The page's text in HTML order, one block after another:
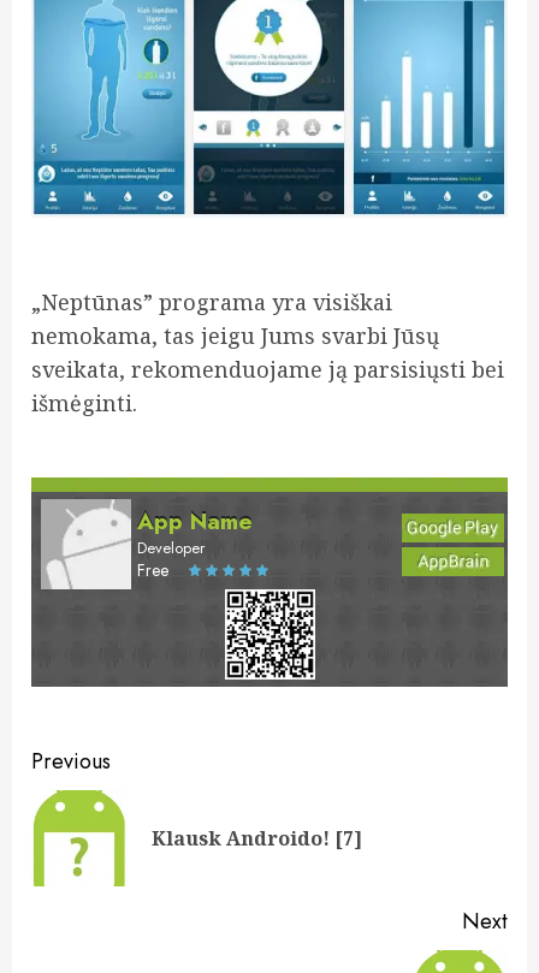
„Neptūnas” programa yra visiškai
nemokama, tas jeigu Jums svarbi Jūsų
sveikata, rekomenduojame ją parsisiųsti bei
išmėginti.
App Name
Developer
Free
Post
navigation
Previous
Klausk Androido! [7]
Next